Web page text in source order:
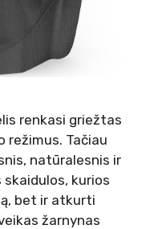
renkasi griežtas
režimus. Tačiau
natūralesnis ir
kurios
bet ir atkurti
žarnynas